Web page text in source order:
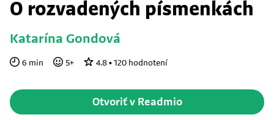
O rozvadených písmenkách
Katarína Gondová
6 min 5+ 4.8 • 120 hodnotení
Otvoriť v Readmio